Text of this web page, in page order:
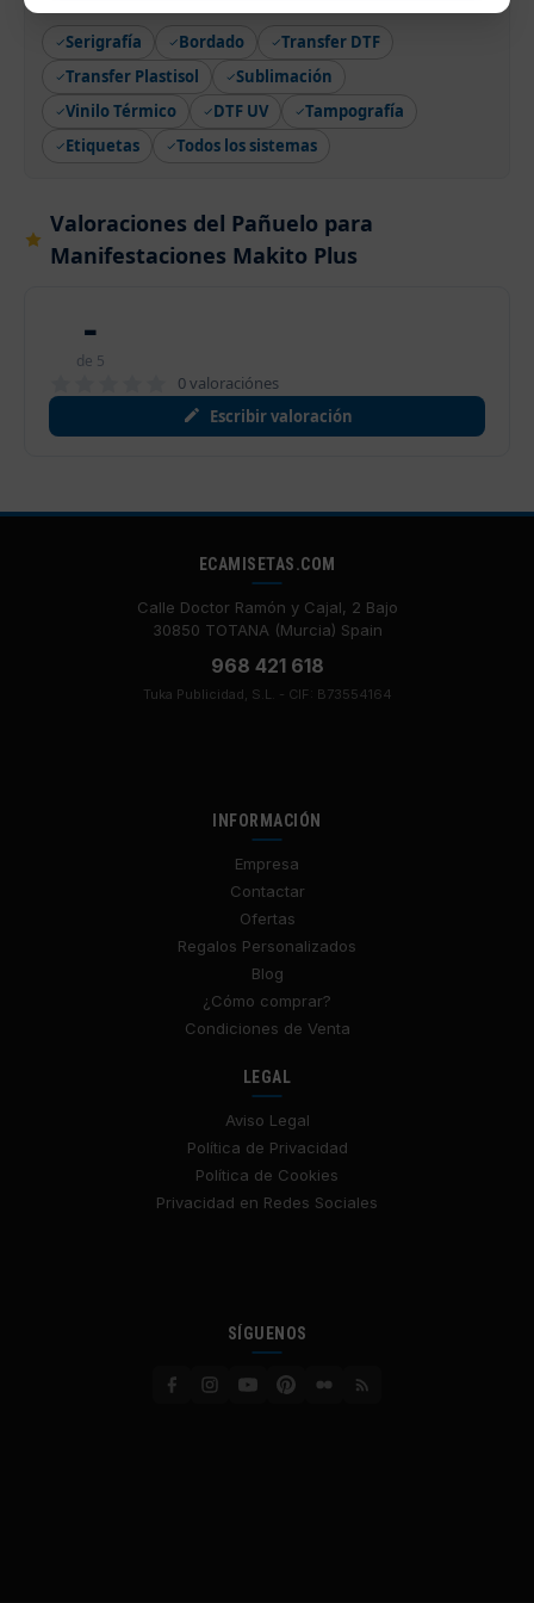
Serigrafía Bordado
Transfer DTF
Transfer Plastisol
Sublimación
Vinilo Térmico
DTF UV
Tampografía
Etiquetas
Todos los sistemas
Valoraciones del Pañuelo para
Manifestaciones Makito Plus
-
de 5
0 valoraciónes
Escribir valoración
ECAMISETAS.COM
Calle Doctor Ramón y Cajal, 2 Bajo
30850 TOTANA (Murcia) Spain
968 421 618
Tuka Publicidad, S.L. - CIF: B73554164
INFORMACIÓN
Empresa
Contactar
Ofertas
Regalos Personalizados
Blog
¿Cómo comprar?
Condiciones de Venta
LEGAL
Aviso Legal
Política de Privacidad
Política de Cookies
Privacidad en Redes Sociales
SÍGUENOS